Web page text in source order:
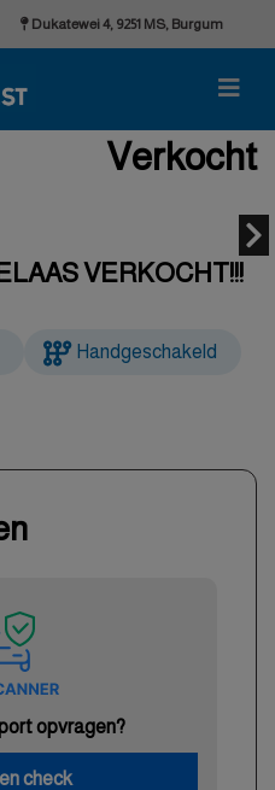
Dukatewei 4, 9251 MS, Burgum
Verkocht
VERKOCHT!!!
Handgeschakeld
opvragen?
check